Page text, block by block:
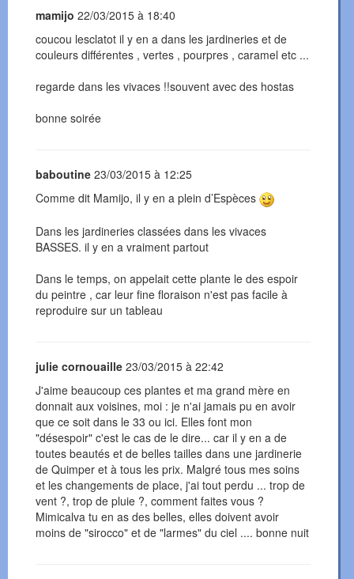
mamijo 22/03/2015 à 18:40
coucou lesclatot il y en a dans les jardineries et de
couleurs différentes , vertes , pourpres , caramel etc ...
regarde dans les vivaces !!souvent avec des hostas
bonne soirée
baboutine 23/03/2015 à 12:25
Comme dit Mamijo, il y en a plein d’Espèces
Dans les jardineries classées dans les vivaces
BASSES. il y en a vraiment partout
Dans le temps, on appelait cette plante le des espoir
du peintre , car leur fine floraison n'est pas facile à
reproduire sur un tableau
julie cornouaille 23/03/2015 à 22:42
J'aime beaucoup ces plantes et ma grand mère en
donnait aux voisines, moi : je n'ai jamais pu en avoir
que ce soit dans le 33 ou ici. Elles font mon
"désespoir" c'est le cas de le dire... car il y en a de
toutes beautés et de belles tailles dans une jardinerie
de Quimper et à tous les prix. Malgré tous mes soins
et les changements de place, j'ai tout perdu ... trop de
vent ?, trop de pluie ?, comment faites vous ?
Mimicalva tu en as des belles, elles doivent avoir
moins de "sirocco" et de "larmes" du ciel .... bonne nuit